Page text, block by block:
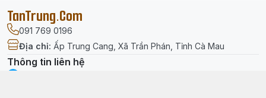
TanTrung.Com
091 769 0196
Địa chỉ: Ấp Trung Cang, Xã Trần Phán, Tỉnh Cà Mau
Thông tin liên hệ